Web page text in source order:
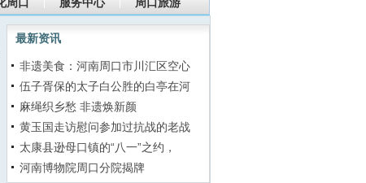
最新资讯
非遗美食：河南周口市川汇区空心
伍子胥保的太子白公胜的白亭在河
麻绳织乡愁 非遗焕新颜
黄玉国走访慰问参加过抗战的老战
太康县逊母口镇的“八一”之约，
河南博物院周口分院揭牌